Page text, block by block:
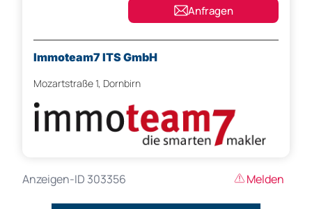
Anfragen
Immoteam7 ITS GmbH
Mozartstraße 1, Dornbirn
Anzeigen-ID 303356 Melden